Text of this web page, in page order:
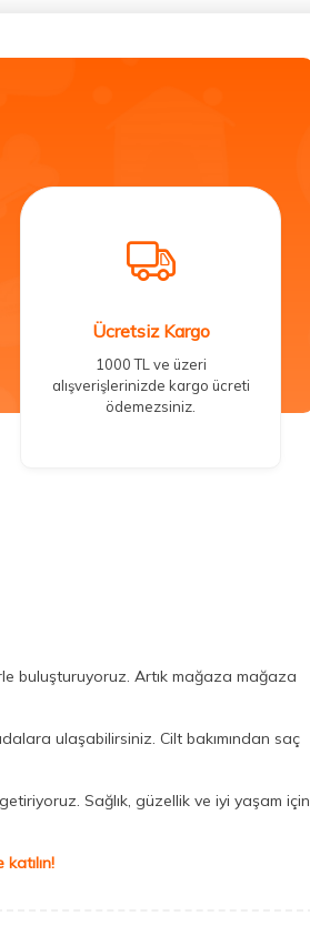
Ücretsiz Kargo
1000 TL ve üzeri
alışverişlerinizde kargo ücreti
ödemezsiniz.
buluşturuyoruz. Artık mağaza mağaza
ulaşabilirsiniz. Cilt bakımından saç
Sağlık, güzellik ve iyi yaşam için